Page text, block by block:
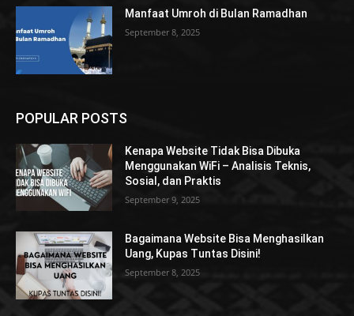
Manfaat Umroh di Bulan Ramadhan
September 8, 2025
POPULAR POSTS
Kenapa Website Tidak Bisa Dibuka
Menggunakan WiFi – Analisis Teknis,
Sosial, dan Praktis
September 9, 2025
Bagaimana Website Bisa Menghasilkan
Uang, Kupas Tuntas Disini!
September 8, 2025